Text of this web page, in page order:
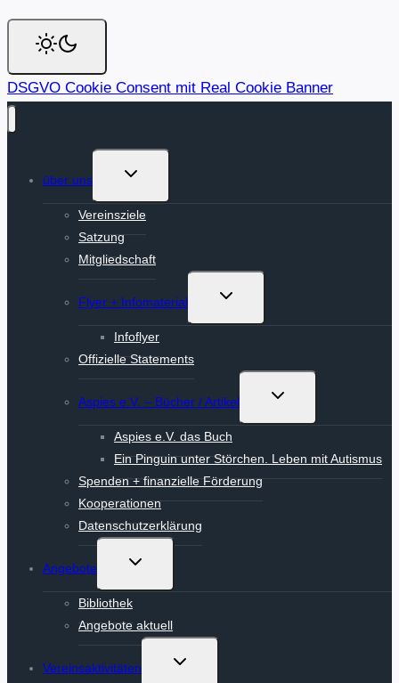
DSGVO Cookie Consent mit Real Cookie Banner
über uns
Untermenü
Vereinsziele
Satzung
Mitgliedschaft
Flyer + Infomaterial
Untermenü
Infoflyer
Offizielle Statements
Aspies e.V. – Bücher / Artikel
Untermenü
Aspies e.V. das Buch
Ein Pinguin unter Störchen. Leben mit Autismus
Spenden + finanzielle Förderung
Kooperationen
Datenschutzerklärung
Angebote
Untermenü
Bibliothek
Angebote aktuell
Vereinsaktivitäten
Untermenü